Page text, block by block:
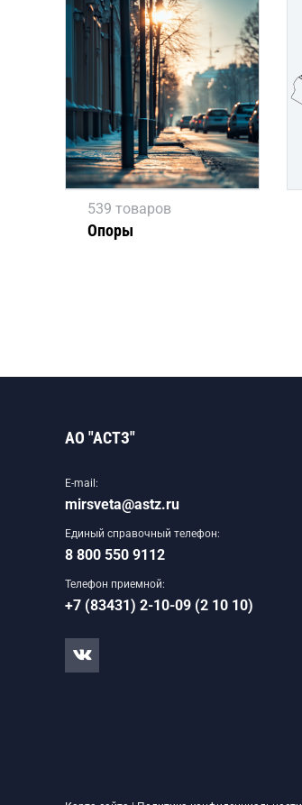
539 товаров
Опоры
АО "АСТЗ"
E-mail:
mirsveta@astz.ru
Единый справочный телефон:
8 800 550 9112
Телефон приемной:
+7 (83431) 2-10-09 (2 10 10)